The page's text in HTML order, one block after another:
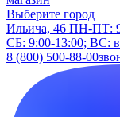
Выберите город
Ильича, 46 ПН-ПТ:
СБ: 9:00-13:00; ВС:
8 (800) 500-88-00